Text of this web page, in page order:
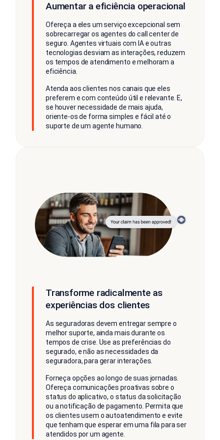
Transforme radicalmente as
experiências dos clientes
As seguradoras devem entregar sempre o
melhor suporte, ainda mais durante os
tempos de crise. Use as preferências do
segurado, e não as necessidades da
seguradora, para gerar interações.
Forneça opções ao longo de suas jornadas.
Ofereça comunicações proativas sobre o
status do aplicativo, o status da solicitação
ou a notificação de pagamento. Permita que
os clientes usem o autoatendimento e evite
que tenham que esperar em uma fila para ser
atendidos por um agente.
Aumentar a eficiência operacional
Ofereça a eles um serviço excepcional sem
sobrecarregar os agentes do call center de
seguro. Agentes virtuais com IA e outras
tecnologias desviam as interações, reduzem
os tempos de atendimento e melhoram a
eficiência.
Atenda aos clientes nos canais que eles
preferem e com conteúdo útil e relevante. E,
se houver necessidade de mais ajuda,
oriente-os de forma simples e fácil até o
suporte de um agente humano.